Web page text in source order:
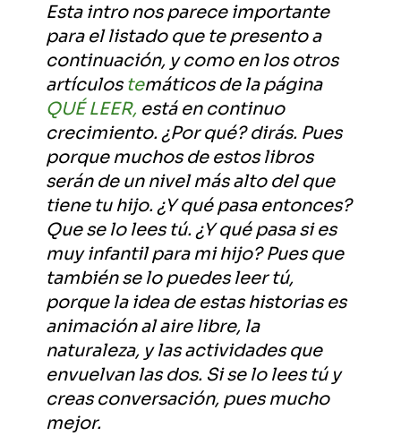
Esta intro nos parece importante
para el listado que te presento a
continuación, y como en los otros
artículostemáticos de la página
QUÉ LEER, está en continuo
crecimiento. ¿Por qué? dirás. Pues
porque muchos de estos libros
serán de un nivel más alto del que
tiene tu hijo. ¿Y qué pasa entonces?
Que se lo lees tú. ¿Y qué pasa si es
muy infantil para mi hijo? Pues que
también se lo puedes leer tú,
porque la idea de estas historias es
animación al aire libre, la
naturaleza, y las actividades que
envuelvan las dos. Si se lo lees tú y
creas conversación, pues mucho
mejor.